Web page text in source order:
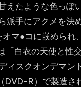
えたような色っぽ
派手にアクメを決
マ●コに嵌められ
白衣の天使と性
スクオンデマン
DVD-R）で製造さ